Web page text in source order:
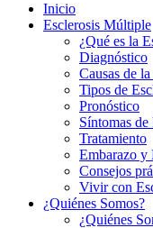
Inicio
Esclerosis Múltiple
¿Qué es la
Diagnóstico
Causas de
Tipos de
Pronóstico
Síntomas
Tratamiento
Embarazo y
Consejos
Vivir con
¿Quiénes Somos?
¿Quiénes